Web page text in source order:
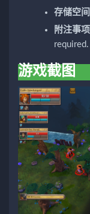
存储空
附注事
required.
游戏截图